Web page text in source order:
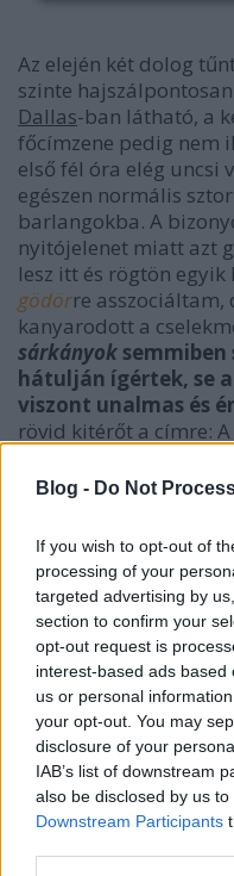
Blog - Do Not
If you wish to opt-out of
processing of your
targeted advertising by
section to confirm your
opt-out request is
interest-based ads
us or personal
your opt-out. You may
disclosure of your
IAB’s list of downstream
also be disclosed by us
Downstream Participants
Az elején két dolog
szinte
Dallas-ban látható, a
főcímzene pedig nem
első fél óra elég uncsi
egészen normális
barlangokba. A
nyitójelenet miatt azt
lesz itt és rögtön
gödörre
kanyarodott a
sárkányok
hátulján ígértek, se a
viszont unalmas és
rövid kitérőt a címre:
betesszük, azt a gép
Misztikus játék
ként
címe?
Az eredeti neve
rájöttem, hogy a
& Dragons-ról
nekem nem esett le a
wikipedia szerinta
milyen veszélyesek
azzal, mikor anyád
előtt fiam, mindig
az a kínai fiú is, aki 3